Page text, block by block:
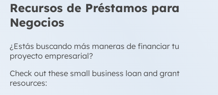
Recursos de Préstamos para
Negocios
¿Estás buscando más maneras de financiar tu
proyecto empresarial?
Check out these small business loan and grant
resources: